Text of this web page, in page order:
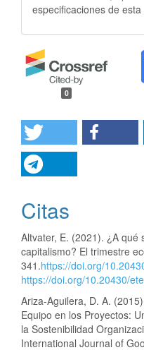
especificaciones de
0
Citas
Altvater, E. (2021). ¿A qué
capitalismo? El trimestre
341.https://doi.org/
https://doi.org/10.20430/
Ariza-Aguilera, D. A.
Equipo en los Proyectos:
la Sostenibilidad
International Journal of